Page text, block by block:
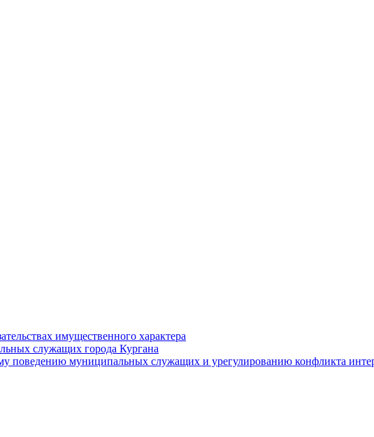
имущественного характера
служащих города Кургана
поведению муниципальных служащих и урегулированию конфликта